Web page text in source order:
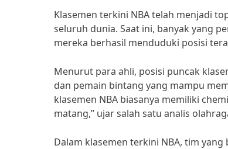
Klasemen terkini NBA telah menjadi
seluruh dunia. Saat ini, banyak yang
mereka berhasil menduduki posisi
Menurut para ahli, posisi puncak
dan pemain bintang yang mampu
klasemen NBA biasanya memiliki
matang,” ujar salah satu analis
Dalam klasemen terkini NBA, tim